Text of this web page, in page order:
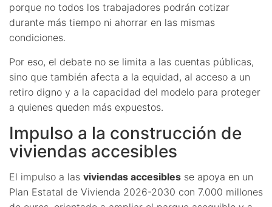
porque no todos los trabajadores podrán cotizar
durante más tiempo ni ahorrar en las mismas
condiciones.
Por eso, el debate no se limita a las cuentas públicas,
sino que también afecta a la equidad, al acceso a un
retiro digno y a la capacidad del modelo para proteger
a quienes queden más expuestos.
Impulso a la construcción de
viviendas accesibles
El impulso a las viviendas accesibles se apoya en un
Plan Estatal de Vivienda 2026-2030 con 7.000 millones